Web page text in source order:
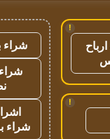
!
!
شراء
شراء